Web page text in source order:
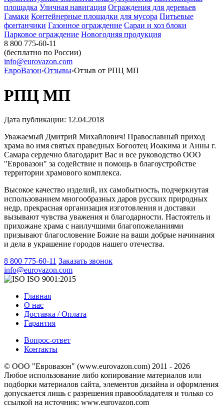
площадка Уличная навигация Ограждения для деревьев
Гамаки Контейнерные площадки для мусора Питьевые
фонтанчики Газонное ограждение Сараи и хоз блоки
Парковое ограждение Новогодняя продукция
8 800 775-60-11
(бесплатно по России)
info@eurovazon.com
ЕвроВазон›Отзывы›Отзыв от РПЦ МП
РПЦ МП
Дата публикации: 12.04.2018
Уважаемый Дмитрий Михайлович! Православный приход
храма во имя святых праведных Богоотец Иоакима и Анны г.
Самара сердечно благодарит Вас и все руководство ООО
"Евровазон" за содействие и помощь в благоустройстве
территории храмового комплекса.
Высокое качество изделий, их самобытность, подчеркнутая
использованием многообразных даров русских природных
недр, прекрасная организация изготовления и доставки
вызывают чувства уважения и благодарности. Настоятель и
прихожане храма с наилучшими благопожеланиями
призывают благословение Божие на ваши добрые начинания
и дела в украшение городов нашего отечества.
8 800 775-60-11 Заказать звонок
info@eurovazon.com
ISO 9001:2015
Главная
О нас
Доставка / Оплата
Гарантия
Вопрос-ответ
Контакты
© ООО "Евровазон" (www.eurovazon.com) 2011 - 2026
Любое использование либо копирование материалов или
подборки материалов сайта, элементов дизайна и оформления
допускается лишь с разрешения правообладателя и только со
ссылкой на источник: www.eurovazon.com